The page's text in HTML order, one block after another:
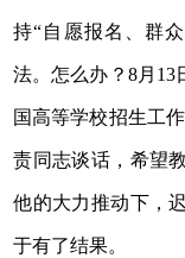
持“自愿报名、群
法。怎么办？8月13
国高等学校招生工
责同志谈话，希望
他的大力推动下，
于有了结果。